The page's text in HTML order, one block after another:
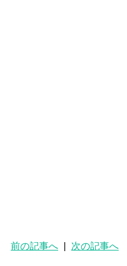
前の記事へ 次の記事へ